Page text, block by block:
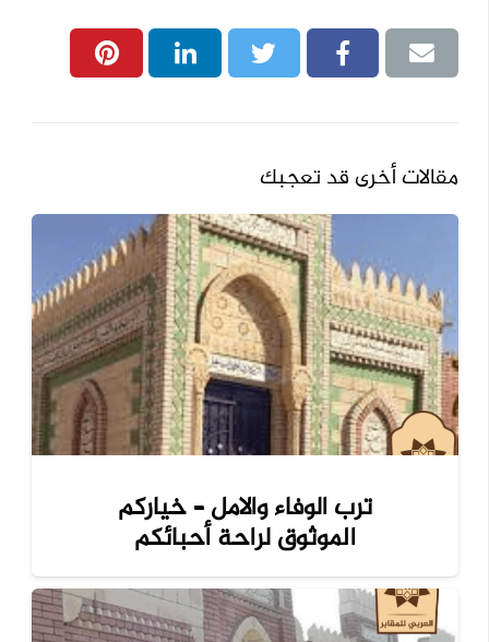
مقالات أخرى قد تعجبك
ترب الوفاء والامل – خياركم
الموثوق لراحة أحبائكم